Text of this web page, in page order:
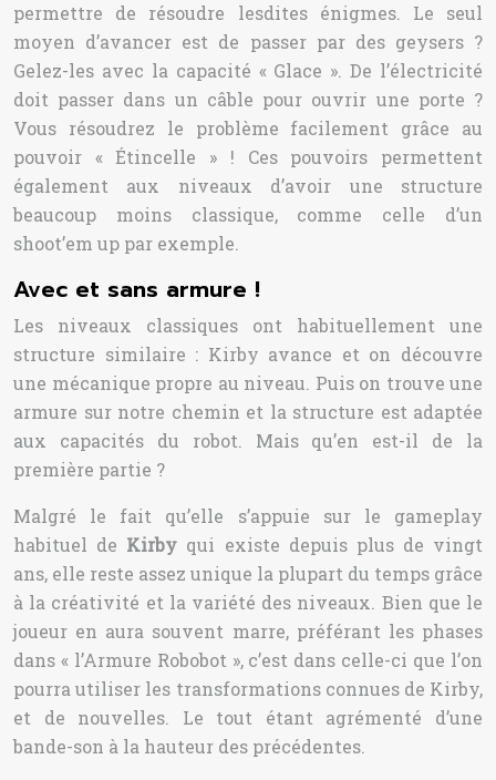
permettre de résoudre lesdites énigmes. Le seul
moyen d’avancer est de passer par des geysers ?
Gelez-les avec la capacité « Glace ». De l’électricité
doit passer dans un câble pour ouvrir une porte ?
Vous résoudrez le problème facilement grâce au
pouvoir « Étincelle » ! Ces pouvoirs permettent
également aux niveaux d’avoir une structure
beaucoup moins classique, comme celle d’un
shoot’em up par exemple.
Avec et sans armure !
Les niveaux classiques ont habituellement une
structure similaire : Kirby avance et on découvre
une mécanique propre au niveau. Puis on trouve une
armure sur notre chemin et la structure est adaptée
aux capacités du robot. Mais qu’en est-il de la
première partie ?
Malgré le fait qu’elle s’appuie sur le gameplay
habituel de Kirby qui existe depuis plus de vingt
ans, elle reste assez unique la plupart du temps grâce
à la créativité et la variété des niveaux. Bien que le
joueur en aura souvent marre, préférant les phases
dans « l’Armure Robobot », c’est dans celle-ci que l’on
pourra utiliser les transformations connues de Kirby,
et de nouvelles. Le tout étant agrémenté d’une
bande-son à la hauteur des précédentes.